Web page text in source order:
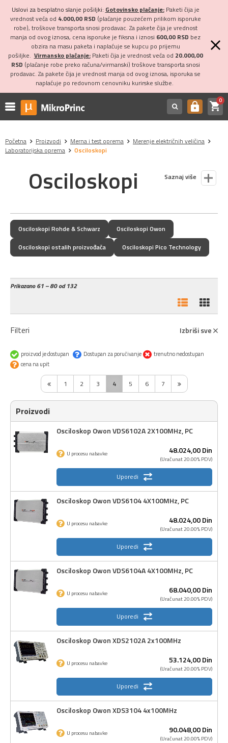
Uslovi za besplatno slanje pošiljki: Gotovinsko plaćanje:Paketi čija je
vrednost veća od 4.000,00 RSD (plaćanje pouzećem prilikom isporuke
robe), troškove transporta snosi prodavac. Za pakete čija je vrednost
manja od ovog iznosa, cena isporuke je fiksna i iznosi 600,00 RSD bez
obzira na masu paketa i naplaćuje se kupcu po prijemu
pošiljke. Virmansko plaćanje:Paketi čija je vrednost veća od 20.000,00
RSD (plaćanje robe preko računa/virmanski) troškove transporta snosi
prodavac. Za pakete čija je vrednost manja od ovog iznosa, isporuka se
naplaćuje po redovnom cenovniku kurirske službe.
https shopping_cart0
Početna Proizvodi Merna i test oprema
Merenje električnih veličina
Laboratorijska oprema
Osciloskopi
Osciloskopi Saznaj više
Osciloskopi Rohde & Schwarz
Osciloskopi Owon
Osciloskopi ostalih proizvođača
Osciloskopi Pico Technology
Prikazano61 – 80 od 132
Filteri Izbriši sve
proizvod je dostupan Dostupan za poručivanje
trenutno nedostupan
cena na upit
1 2 3 4 5 6 7
Proizvodi
Osciloskop Owon VDS6102A 2X100MHz, PC
48.024,00Din
(Uračunat 20.00% PDV)
U procesu nabavke
Uporedi
Osciloskop Owon VDS6104 4X100MHz, PC
48.024,00Din
(Uračunat 20.00% PDV)
U procesu nabavke
Uporedi
Osciloskop Owon VDS6104A 4X100MHz, PC
68.040,00Din
(Uračunat 20.00% PDV)
U procesu nabavke
Uporedi
Osciloskop Owon XDS2102A 2x100MHz
53.124,00Din
(Uračunat 20.00% PDV)
U procesu nabavke
Uporedi
Osciloskop Owon XDS3104 4x100MHz
90.048,00Din
(Uračunat 20.00% PDV)
U procesu nabavke